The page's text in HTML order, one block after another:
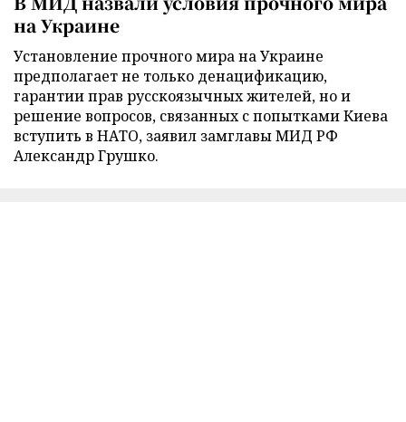
на Украине
Установление прочного мира на Украине
предполагает не только денацификацию,
гарантии прав русскоязычных жителей, но и
решение вопросов, связанных с попытками Киева
вступить в НАТО, заявил замглавы МИД РФ
Александр Грушко.